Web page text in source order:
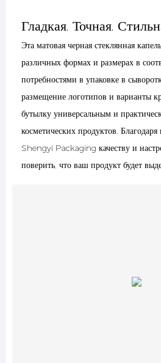
Гладкая, Точная,
Эта матовая черная стеклянная
различных формах и размерах в
потребностями в упаковке в
размещение логотипов и варианты
бутылку универсальным и
косметических продуктов.
Shengyi Packaging качеству и
поверить, что ваш продукт будет